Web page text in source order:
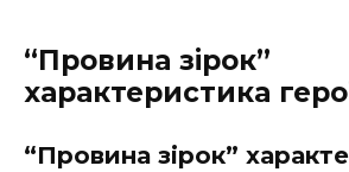
“Провина зірок”
характеристика
“Провина зірок”